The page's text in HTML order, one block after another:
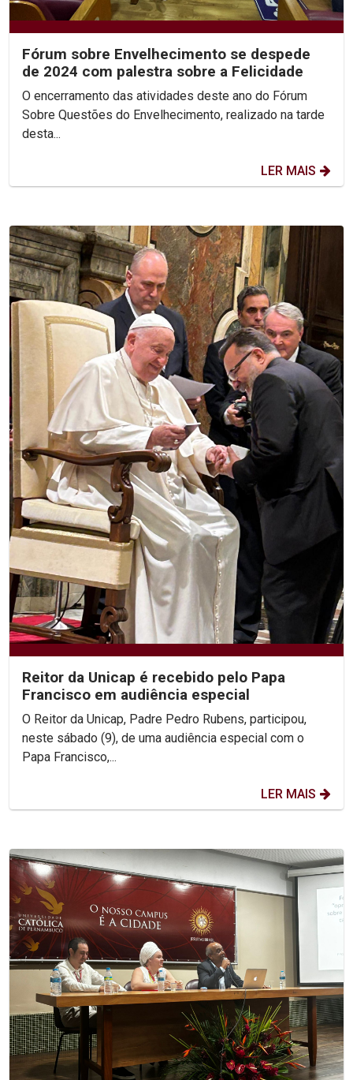
Fórum sobre Envelhecimento se despede
de 2024 com palestra sobre a Felicidade
O encerramento das atividades deste ano do Fórum
Sobre Questões do Envelhecimento, realizado na tarde
desta...
LER MAIS
Reitor da Unicap é recebido pelo Papa
Francisco em audiência especial
O Reitor da Unicap, Padre Pedro Rubens, participou,
neste sábado (9), de uma audiência especial com o
Papa Francisco,...
LER MAIS